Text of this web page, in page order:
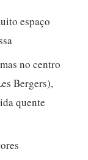
espaço
no centro
Bergers),
quente